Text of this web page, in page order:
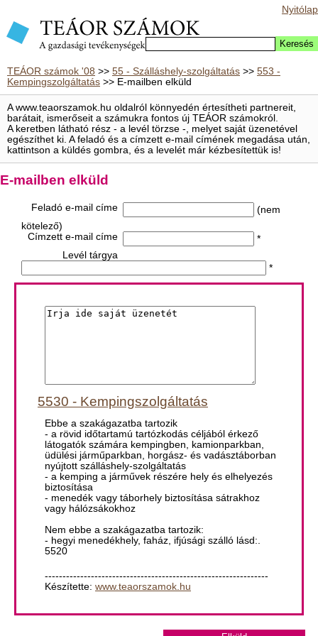
Nyitólap
TEÁOR számok '08 >> 55 - Szálláshely-szolgáltatás >> 553 -
Kempingszolgáltatás >> E-mailben elküld
A www.teaorszamok.hu oldalról könnyedén értesítheti partnereit,
barátait, ismerőseit a számukra fontos új TEÁOR számokról.
A keretben látható rész - a levél törzse -, melyet saját üzenetével
egészíthet ki. A feladó és a címzett e-mail címének megadása után,
kattintson a küldés gombra, és a levelét már kézbesítettük is!
E-mailben elküld
Feladó e-mail címe
(nem
kötelező)
Címzett e-mail címe
*
Levél tárgya
*
5530 - Kempingszolgáltatás
Ebbe a szakágazatba tartozik
- a rövid időtartamú tartózkodás céljából érkező
látogatók számára kempingben, kamionparkban,
üdülési járműparkban, horgász- és vadásztáborban
nyújtott szálláshely-szolgáltatás
- a kemping a járművek részére hely és elhelyezés
biztosítása
- menedék vagy táborhely biztosítása sátrakhoz
vagy hálózsákokhoz
Nem ebbe a szakágazatba tartozik:
- hegyi menedékhely, faház, ifjúsági szálló lásd:.
5520
---------------------------------------------------------------
Készítette: www.teaorszamok.hu